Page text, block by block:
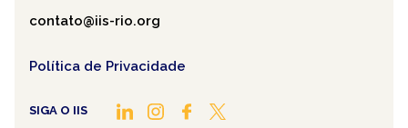
contato@iis-rio.org
Política de Privacidade
SIGA O IIS